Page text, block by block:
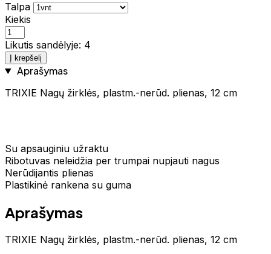
Talpa
Kiekis
Likutis sandėlyje: 4
Į krepšelį
Aprašymas
TRIXIE Nagų žirklės, plastm.-nerūd. plienas, 12 cm
Su apsauginiu užraktu
Ribotuvas neleidžia per trumpai nupjauti nagus
Nerūdijantis plienas
Plastikinė rankena su guma
Aprašymas
TRIXIE Nagų žirklės, plastm.-nerūd. plienas, 12 cm